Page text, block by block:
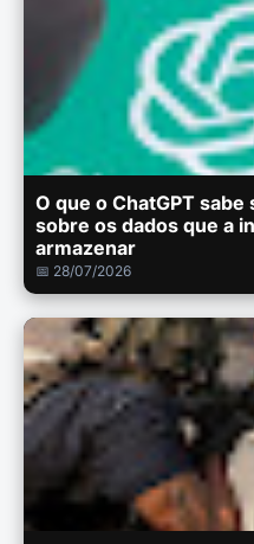
O que o ChatGPT
sobre os dados que a
armazenar
📅 28/07/2026